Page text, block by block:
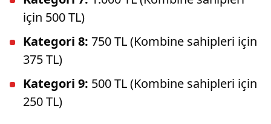
için 500 TL)
Kategori 8: 750 TL (Kombine sahipleri için
375 TL)
Kategori 9: 500 TL (Kombine sahipleri için
250 TL)